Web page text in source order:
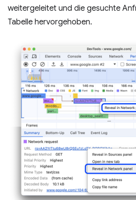
weitergeleitet und die gesuchte
Tabelle hervorgehoben.